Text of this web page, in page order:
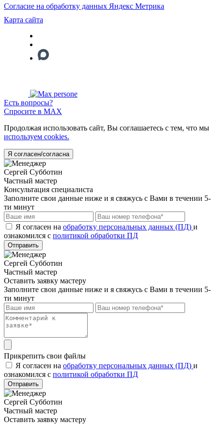
Согласие на обработку данных Яндекс Метрика
Карта сайта
Есть вопросы?
Спросите в MAX
Продолжая использовать сайт, Вы соглашаетесь с тем, что мы
используем cookies.
Я согласен/согласна
Сергей Субботин
Частный мастер
Консультация специалиста
Заполните свои данные ниже и я свяжусь с Вами в течении 5-
ти минут
Я согласен на обработку персональных данных (ПД) и
ознакомился с политикой обработки ПД
Отправить
Сергей Субботин
Частный мастер
Оставить заявку мастеру
Заполните свои данные ниже и я свяжусь с Вами в течении 5-
ти минут
Прикрепить свои файлы
Я согласен на обработку персональных данных (ПД) и
ознакомился с политикой обработки ПД
Отправить
Сергей Субботин
Частный мастер
Оставить заявку мастеру